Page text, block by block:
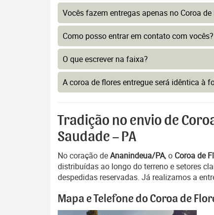
Vocês fazem entregas apenas no Coroa
Como posso entrar em contato com vocês?
O que escrever na faixa?
A coroa de flores entregue será idêntica à
Tradição no envio de
Saudade – PA
No coração deAnanindeua/PA, o Coroa de
distribuídas ao longo do terreno e setores
despedidas reservadas. Já realizamos a
Mapa e Telefone do Coroa de